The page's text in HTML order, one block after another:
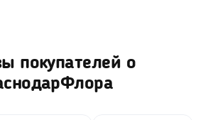
покупателей о